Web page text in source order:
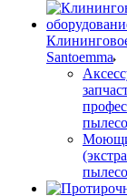
Santoemma